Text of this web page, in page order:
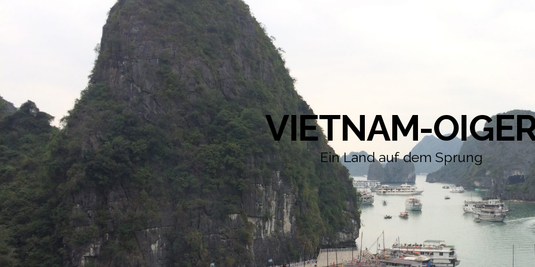
VIETNAM-
Ein Land auf dem Sprung